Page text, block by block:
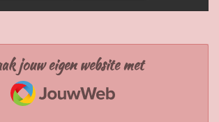
jouw eigen website met
JouwWeb